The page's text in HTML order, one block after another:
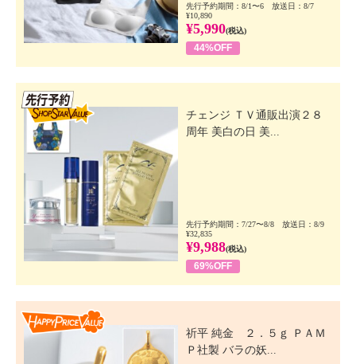
先行予約期間：8/1〜6 放送日：8/7
¥10,890
¥5,990(税込)
44%OFF
チェンジ ＴＶ通販出演２８
周年 美白の日 美...
先行予約期間：7/27〜8/8 放送日：8/9
¥32,835
¥9,988(税込)
69%OFF
祈平 純金 ２．５ｇ ＰＡＭ
Ｐ社製 バラの妖...